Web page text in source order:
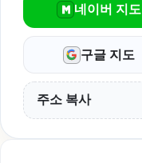
네이버 지도
구글 지도
주소 복사